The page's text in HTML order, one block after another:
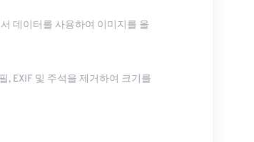
데이터를 사용하여 이미지를 올
, EXIF ​​및 주석을 제거하여 크기를